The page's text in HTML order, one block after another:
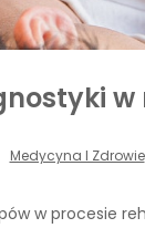
Medycyna I Zdrowie
w procesie